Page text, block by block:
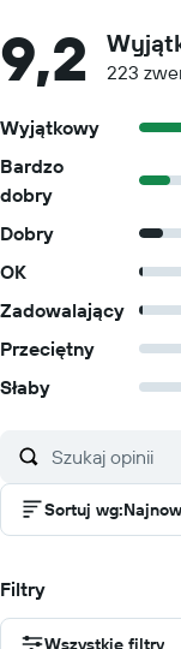
9,2 223
Wyjątkowy
Bardzo
dobry
Dobry
OK
Zadowalający
Przeciętny
Słaby
Sortuj wg:
Filtry
Wszystkie filtry